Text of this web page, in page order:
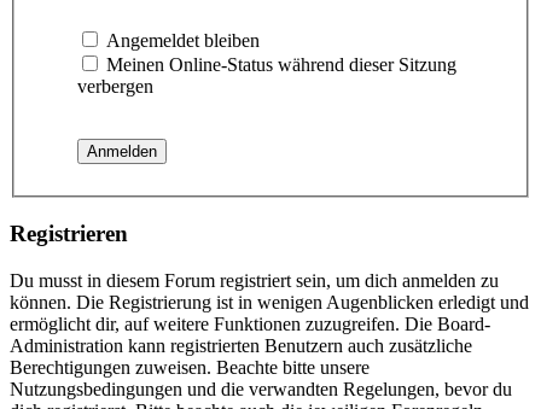
Angemeldet bleiben
Meinen Online-Status während dieser Sitzung
verbergen
Registrieren
Du musst in diesem Forum registriert sein, um dich anmelden zu
können. Die Registrierung ist in wenigen Augenblicken erledigt und
ermöglicht dir, auf weitere Funktionen zuzugreifen. Die Board-
Administration kann registrierten Benutzern auch zusätzliche
Berechtigungen zuweisen. Beachte bitte unsere
Nutzungsbedingungen und die verwandten Regelungen, bevor du